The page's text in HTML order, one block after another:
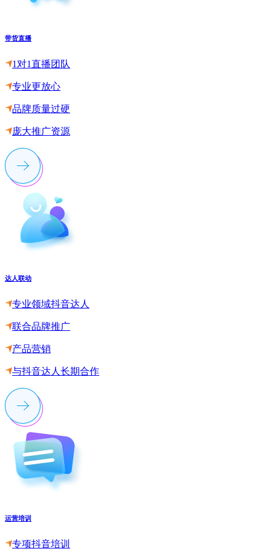
带货直播
1对1直播团队
专业更放心
品牌质量过硬
庞大推广资源
达人联动
专业领域抖音达人
联合品牌推广
产品营销
与抖音达人长期合作
运营培训
专项抖音培训